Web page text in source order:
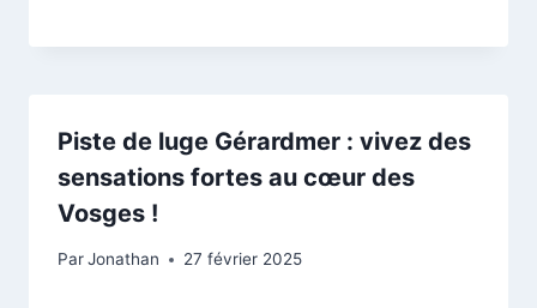
Piste de luge Gérardmer : vivez des
sensations fortes au cœur des
Vosges !
ParJonathan 27 février 2025